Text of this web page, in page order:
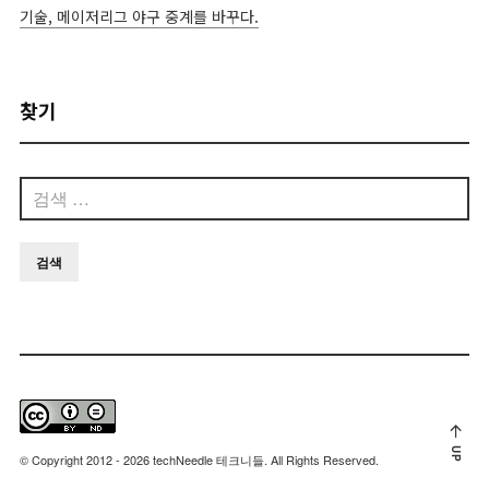
기술, 메이저리그 야구 중계를 바꾸다.
찾기
색:
© Copyright 2012 - 2026 techNeedle 테크니들. All Rights Reserved. UP